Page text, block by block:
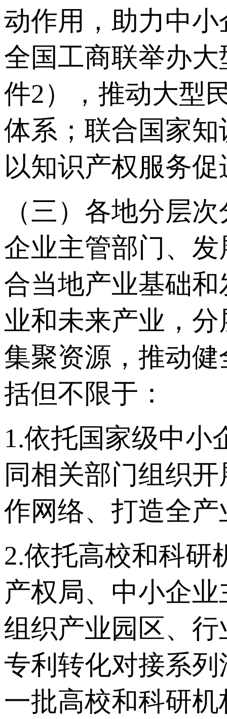
动作用，助力中
全国工商联举办
件2），推动大型
体系；联合国家
以知识产权服务
（三）各地分层
企业主管部门、
合当地产业基础
业和未来产业，
集聚资源，推动
括但不限于：
1.依托国家级中小
同相关部门组织
作网络、打造全
2.依托高校和科研
产权局、中小企
组织产业园区、
专利转化对接系
一批高校和科研